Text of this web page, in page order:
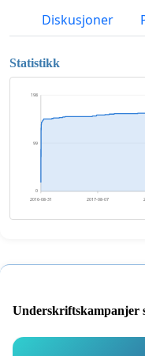
Diskusjoner
Statistikk
0
99
198
2016-08-31 2017-08-07
Underskriftskampanjer